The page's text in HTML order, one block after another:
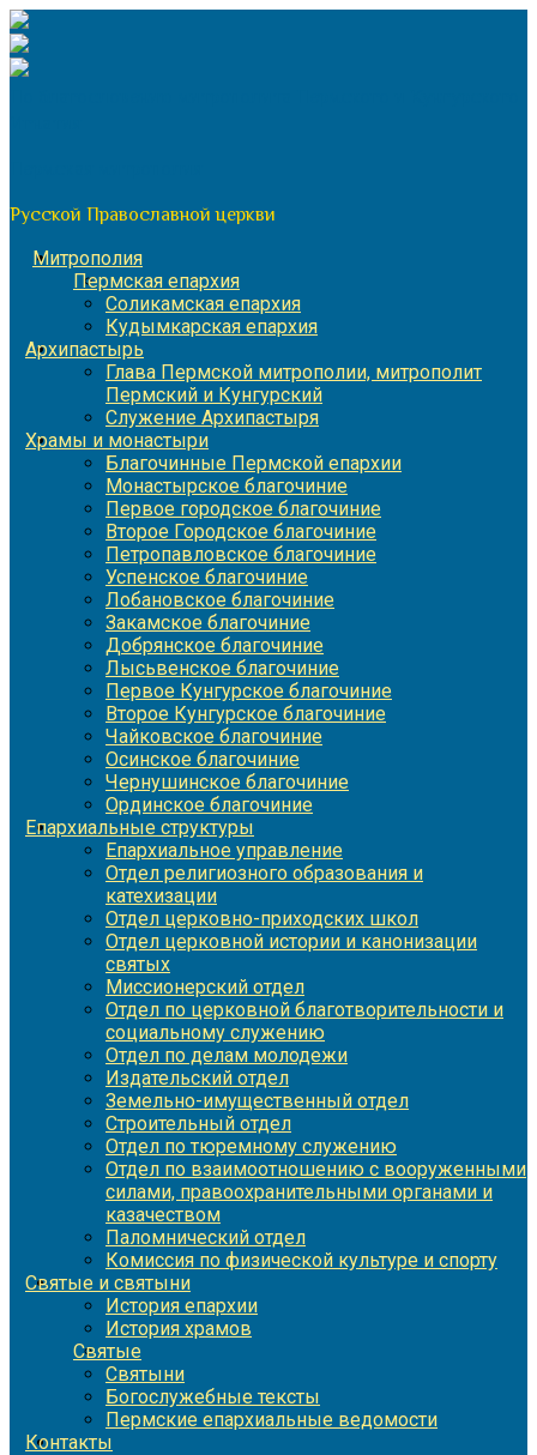
Перейти
к
содержимому
Русской Православной церкви
Митрополия
Пермская епархия
Соликамская епархия
Кудымкарская епархия
Архипастырь
Глава Пермской митрополии, митрополит
Пермский и Кунгурский
Служение Архипастыря
Храмы и монастыри
Благочинные Пермской епархии
Монастырское благочиние
Первое городское благочиние
Второе Городское благочиние
Петропавловское благочиние
Успенское благочиние
Лобановское благочиние
Закамское благочиние
Добрянское благочиние
Лысьвенское благочиние
Первое Кунгурское благочиние
Второе Кунгурское благочиние
Чайковское благочиние
Осинское благочиние
Чернушинское благочиние
Ординское благочиние
Епархиальные структуры
Епархиальное управление
Отдел религиозного образования и
катехизации
Отдел церковно-приходских школ
Отдел церковной истории и канонизации
святых
Миссионерский отдел
Отдел по церковной благотворительности и
социальному служению
Отдел по делам молодежи
Издательский отдел
Земельно-имущественный отдел
Строительный отдел
Отдел по тюремному служению
Отдел по взаимоотношению с вооруженными
силами, правоохранительными органами и
казачеством
Паломнический отдел
Комиссия по физической культуре и спорту
Святые и святыни
История епархии
История храмов
Святые
Святыни
Богослужебные тексты
Пермские епархиальные ведомости
Контакты